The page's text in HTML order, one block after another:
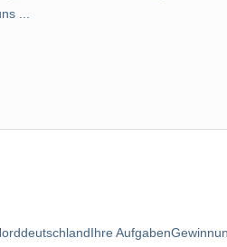
...